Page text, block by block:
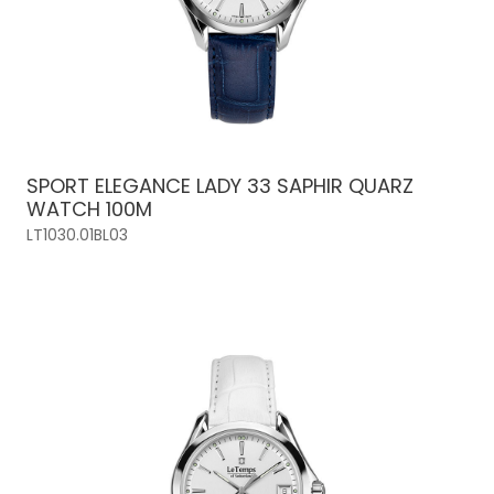
SPORT ELEGANCE LADY 33 SAPHIR QUARZ
WATCH 100M
LT1030.01BL03